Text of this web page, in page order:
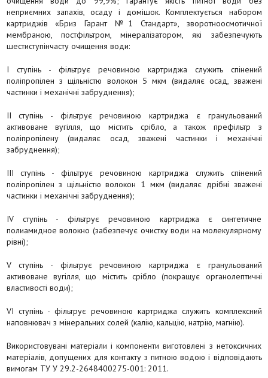
неприємних запахів, осаду і домішок. Комплектується набором
картриджів «Бриз Гарант №1 Стандарт», зворотноосмотичної
мембраною, постфільтром, мінералізатором, які забезпечують
шестиступінчасту очищення води:
I ступінь - фільтрує речовиною картриджа служить спінений
поліпропілен з щільністю волокон 5 мкм (видаляє осад, зважені
частинки і механічні забруднення);
II ступінь - фільтрує речовиною картриджа є гранульований
активоване вугілля, що містить срібло, а також префільтр з
поліпропілену (видаляє осад, зважені частинки і механічні
забруднення);
III ступінь - фільтрує речовиною картриджа служить спінений
поліпропілен з щільністю волокон 1 мкм (видаляє дрібні зважені
частинки і механічні забруднення);
IV ступінь - фільтрує речовиною картриджа є синтетичне
полиамидное волокно (забезпечує очистку води на молекулярному
рівні);
V ступінь - фільтрує речовиною картриджа є гранульований
активоване вугілля, що містить срібло (покращує органолептичні
властивості води);
VI ступінь - фільтрує речовиною картриджа служить комплексний
наповнювач з мінеральних солей (калію, кальцію, натрію, магнію).
Використовувані матеріали і компоненти виготовлені з нетоксичних
матеріалів, допущених для контакту з питною водою і відповідають
вимогам ТУ У 29.2-2648400275-001: 2011.